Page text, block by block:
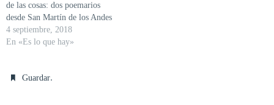
de las cosas: dos poemarios
desde San Martín de los Andes
4 septiembre, 2018
En «Es lo que hay»
Guardar.